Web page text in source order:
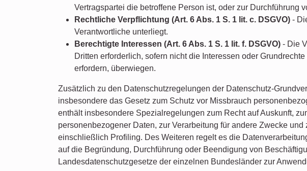
Vertragspartei die betroffene Person ist, oder zur Durchführung
Rechtliche Verpflichtung (Art. 6 Abs. 1 S. 1 lit. c. DSGVO) -
Verantwortliche unterliegt.
Berechtigte Interessen (Art. 6 Abs. 1 S. 1 lit. f. DSGVO) - Die
Dritten erforderlich, sofern nicht die Interessen oder
erfordern, überwiegen.
Zusätzlich zu den Datenschutzregelungen der Datenschutz-
insbesondere das Gesetz zum Schutz vor Missbrauch
enthält insbesondere Spezialregelungen zum Recht auf Auskunft,
personenbezogener Daten, zur Verarbeitung für andere Zwecke
einschließlich Profiling. Des Weiteren regelt es die
auf die Begründung, Durchführung oder Beendigung von
Landesdatenschutzgesetze der einzelnen Bundesländer zur